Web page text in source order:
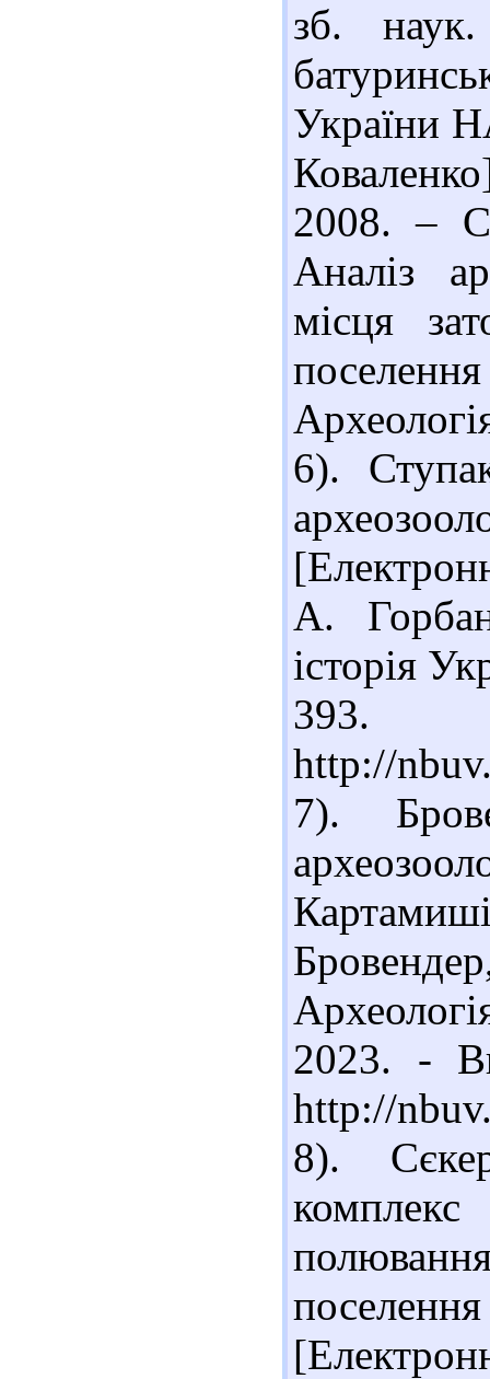
зб.
України
2008. –
Аналіз
місця
6).
А.
історія
http://
7).
2023. -
http://
8).